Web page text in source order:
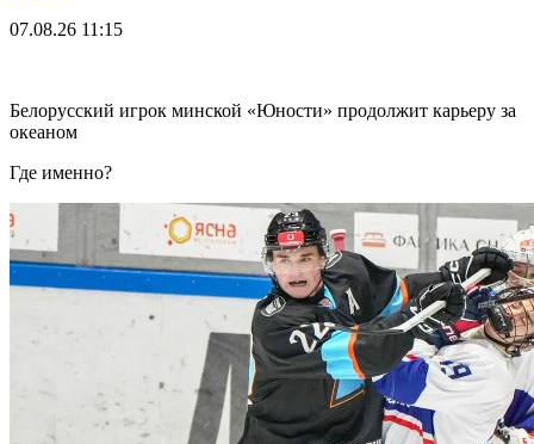
07.08.26 11:15
Белорусский игрок минской «Юности» продолжит карьеру за
океаном
Где именно?